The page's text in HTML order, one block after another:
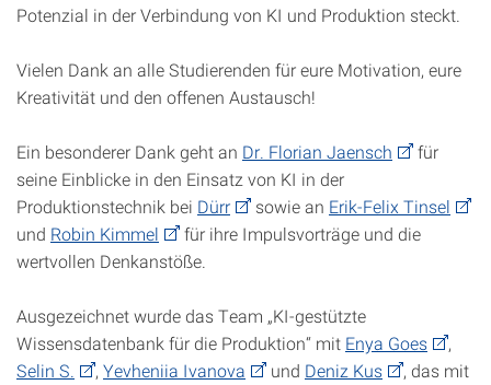
Potenzial in der Verbindung von KI und Produktion steckt.
Vielen Dank an alle Studierenden für eure Motivation, eure
Kreativität und den offenen Austausch!
Ein besonderer Dank geht an Dr. Florian Jaensch
für
seine Einblicke in den Einsatz von KI in der
Produktionstechnik bei Dürr sowie an Erik-Felix Tinsel
und Robin Kimmel
für ihre Impulsvorträge und die
wertvollen Denkanstöße.
Ausgezeichnet wurde das Team „KI-gestützte
Wissensdatenbank für die Produktion“ mit Enya Goes
,
Selin S.
, Yevheniia Ivanova und Deniz Kus
, das mit